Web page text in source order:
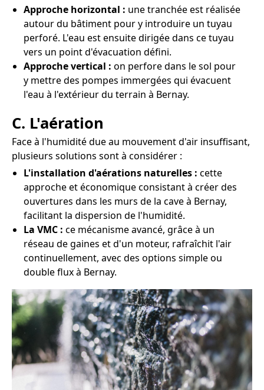
Approche horizontal : une tranchée est réalisée
autour du bâtiment pour y introduire un tuyau
perforé. L'eau est ensuite dirigée dans ce tuyau
vers un point d'évacuation défini.
Approche vertical : on perfore dans le sol pour
y mettre des pompes immergées qui évacuent
l'eau à l'extérieur du terrain à Bernay.
C. L'aération
Face à l'humidité due au mouvement d'air insuffisant,
plusieurs solutions sont à considérer :
L'installation d'aérations naturelles : cette
approche et économique consistant à créer des
ouvertures dans les murs de la cave à Bernay,
facilitant la dispersion de l'humidité.
La VMC : ce mécanisme avancé, grâce à un
réseau de gaines et d'un moteur, rafraîchit l'air
continuellement, avec des options simple ou
double flux à Bernay.